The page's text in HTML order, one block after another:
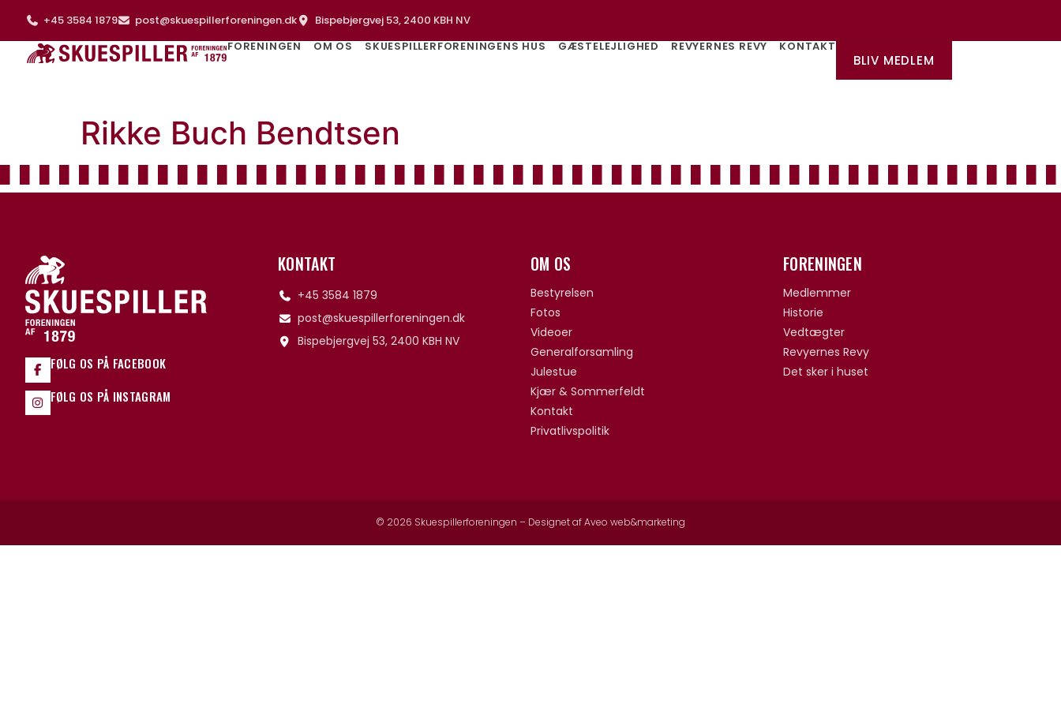
+45 3584 1879 post@skuespillerforeningen.dk
Bispebjergvej 53, 2400 KBH NV
FORENINGEN
OM OS SKUESPILLERFORENINGENS HUS GÆSTELEJLIGHED REVYERNES REVY KONTAKT
BLIV MEDLEM
Rikke Buch Bendtsen
FØLG OS PÅ FACEBOOK
FØLG OS PÅ INSTAGRAM
KONTAKT
+45 3584 1879
post@skuespillerforeningen.dk
Bispebjergvej 53, 2400 KBH NV
OM OS
Bestyrelsen
Fotos
Videoer
Generalforsamling
Julestue
Kjær & Sommerfeldt
Kontakt
Privatlivspolitik
FORENINGEN
Medlemmer
Historie
Vedtægter
Revyernes Revy
Det sker i huset
© 2026 Skuespillerforeningen – Designet afAveo web&marketing